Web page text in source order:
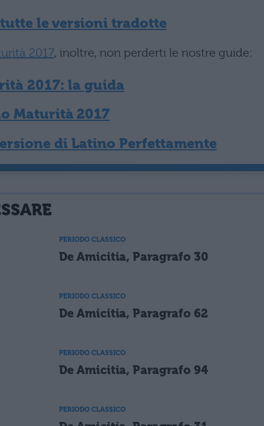
le versioni tradotte
2017, inoltre, non perderti le nostre guide:
2017: la guida
Maturità 2017
di Latino Perfettamente
PERIODO CLASSICO
De Amicitia, Paragrafo 30
PERIODO CLASSICO
De Amicitia, Paragrafo 62
PERIODO CLASSICO
De Amicitia, Paragrafo 94
PERIODO CLASSICO